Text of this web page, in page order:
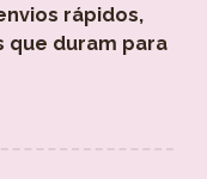
rápidos,
que duram para